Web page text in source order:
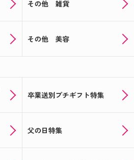
その他 雑貨
その他 美容
卒業送別プチギフト特集
父の日特集